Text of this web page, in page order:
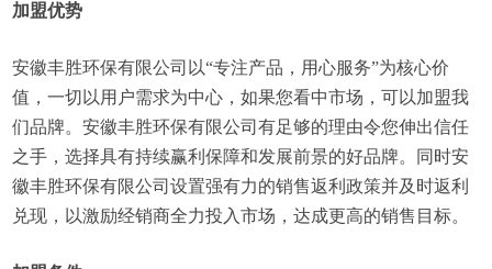
加盟优势
安徽丰胜环保有限公司以“专注产品，用心服务”为核心价
值，一切以用户需求为中心，如果您看中市场，可以加盟我
们品牌。安徽丰胜环保有限公司有足够的理由令您伸出信任
之手，选择具有持续赢利保障和发展前景的好品牌。同时安
徽丰胜环保有限公司设置强有力的销售返利政策并及时返利
兑现，以激励经销商全力投入市场，达成更高的销售目标。